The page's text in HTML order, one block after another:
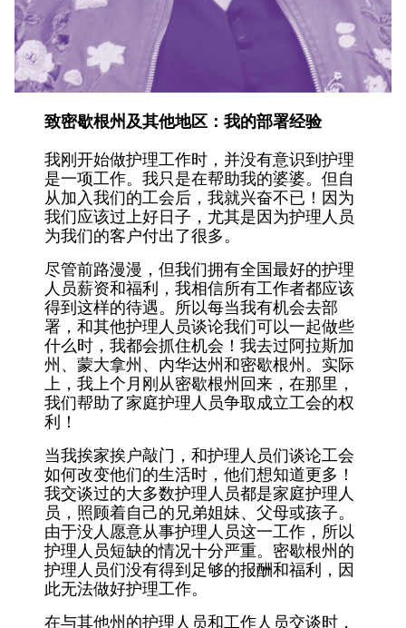
致密歇根州及其他地区：我的部署经验
我刚开始做护理工作时，并没有意识到护理
是一项工作。我只是在帮助我的婆婆。但自
从加入我们的工会后，我就兴奋不已！因为
我们应该过上好日子，尤其是因为护理人员
为我们的客户付出了很多。
尽管前路漫漫，但我们拥有全国最好的护理
人员薪资和福利，我相信所有工作者都应该
得到这样的待遇。所以每当我有机会去部
署，和其他护理人员谈论我们可以一起做些
什么时，我都会抓住机会！我去过阿拉斯加
州、蒙大拿州、内华达州和密歇根州。实际
上，我上个月刚从密歇根州回来，在那里，
我们帮助了家庭护理人员争取成立工会的权
利！
当我挨家挨户敲门，和护理人员们谈论工会
如何改变他们的生活时，他们想知道更多！
我交谈过的大多数护理人员都是家庭护理人
员，照顾着自己的兄弟姐妹、父母或孩子。
由于没人愿意从事护理人员这一工作，所以
护理人员短缺的情况十分严重。密歇根州的
护理人员们没有得到足够的报酬和福利，因
此无法做好护理工作。
在与其他州的护理人员和工作人员交谈时，